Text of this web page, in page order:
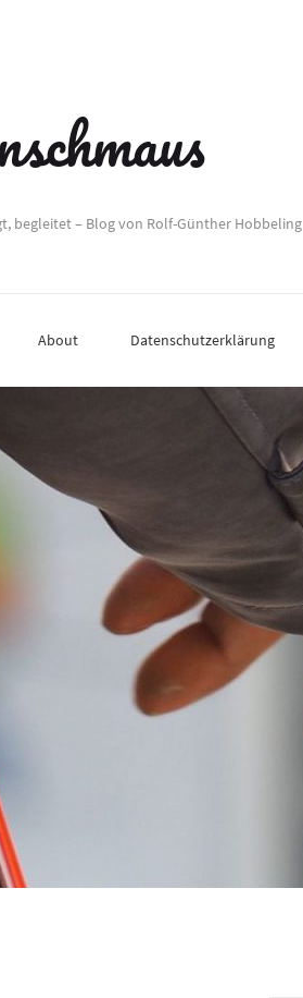
begleitet – Blog von Rolf-Günther Hobbeling
About Datenschutzerklärung